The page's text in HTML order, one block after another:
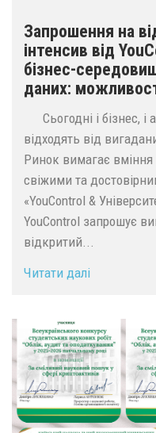
Запрошення на
інтенсив від
бізнес-
даних:
Сьогодні і бізнес, і
відходять від
Ринок вимагає
свіжими та
«YouControl &
YouControl запрошує
відкритий...
Читати далі